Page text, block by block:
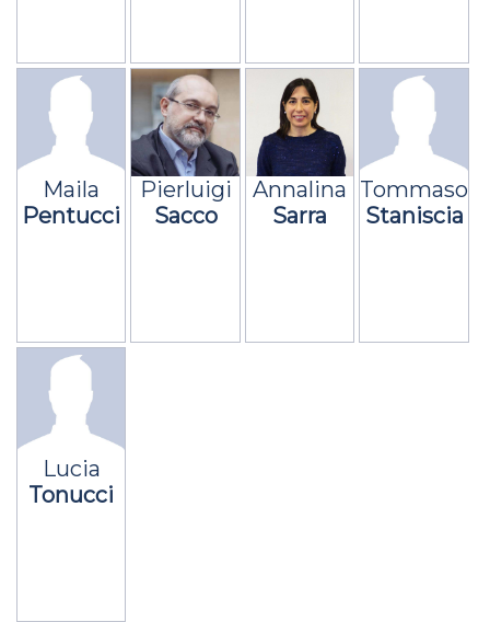
Maila
Pentucci
Pierluigi
Sacco
Annalina
Sarra
Tommaso
Staniscia
Lucia
Tonucci